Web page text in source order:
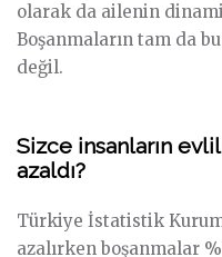
olarak da ailenin
Boşanmaların tam da
değil.
Sizce insanların
azaldı?
Türkiye İstatistik
azalırken boşanmalar